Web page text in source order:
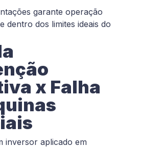
garante operação
dentro dos limites ideais do
x Falha
inversor aplicado em